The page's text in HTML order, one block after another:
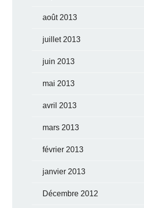
août 2013
juillet 2013
juin 2013
mai 2013
avril 2013
mars 2013
février 2013
janvier 2013
Décembre 2012